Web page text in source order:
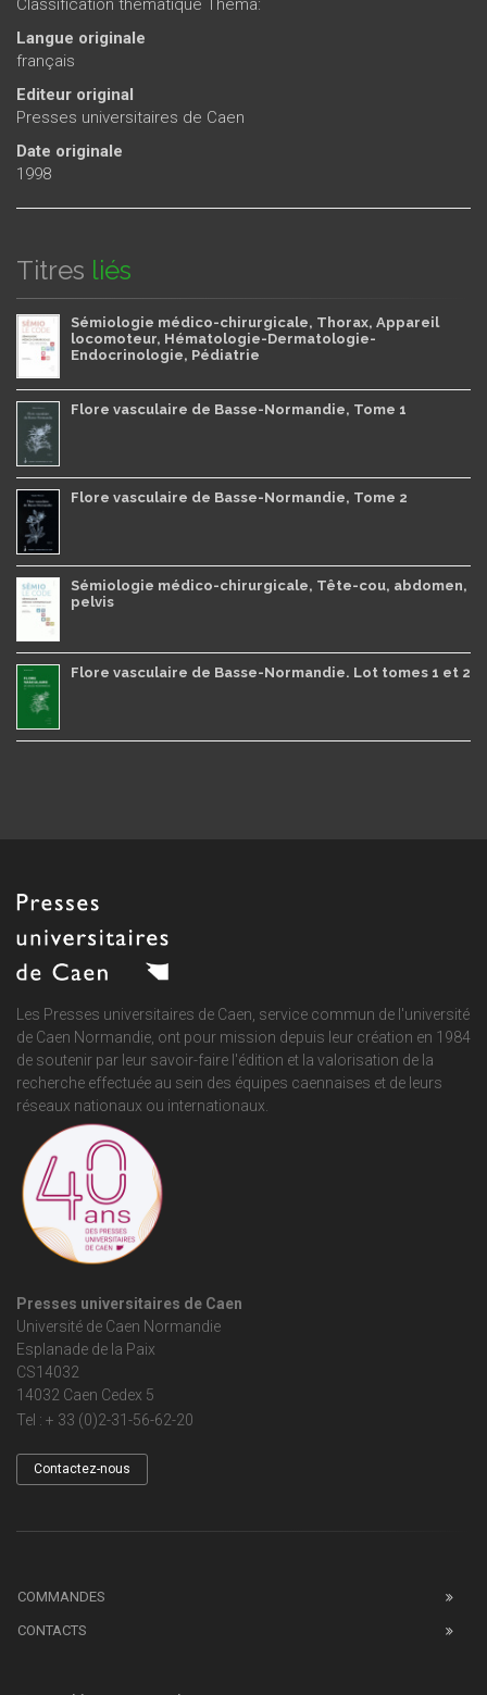
Langue originale
français
Editeur original
Presses universitaires de Caen
Date originale
1998
Titres liés
Sémiologie médico-chirurgicale, Thorax, Appareil
locomoteur, Hématologie-Dermatologie-
Endocrinologie, Pédiatrie
Flore vasculaire de Basse-Normandie, Tome 1
Flore vasculaire de Basse-Normandie, Tome 2
Sémiologie médico-chirurgicale, Tête-cou, abdomen,
pelvis
Flore vasculaire de Basse-Normandie. Lot tomes 1 et 2
Les Presses universitaires de Caen, service commun de l'université
de Caen Normandie , ont pour mission depuis leur création en 1984
de soutenir par leur savoir-faire l'édition et la valorisation de la
recherche effectuée au sein des équipes caennaises et de leurs
réseaux nationaux ou internationaux.
Presses universitaires de Caen
Université de Caen Normandie
Esplanade de la Paix
CS14032
14032 Caen Cedex 5
Tel : + 33 (0)2-31-56-62-20
Contactez-nous
COMMANDES
CONTACTS